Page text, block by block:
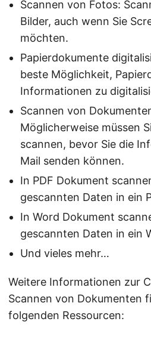
Scannen von Fotos:
Bilder, auch wenn Sie
möchten.
Papierdokumente
beste Möglichkeit,
Informationen zu
Scannen von
Möglicherweise müssen
scannen, bevor Sie die
Mail senden können.
In PDF Dokument
gescannten Daten in ein
In Word Dokument
gescannten Daten in ein
Und vieles mehr…
Weitere Informationen zur
Scannen von Dokumenten
folgenden Ressourcen: